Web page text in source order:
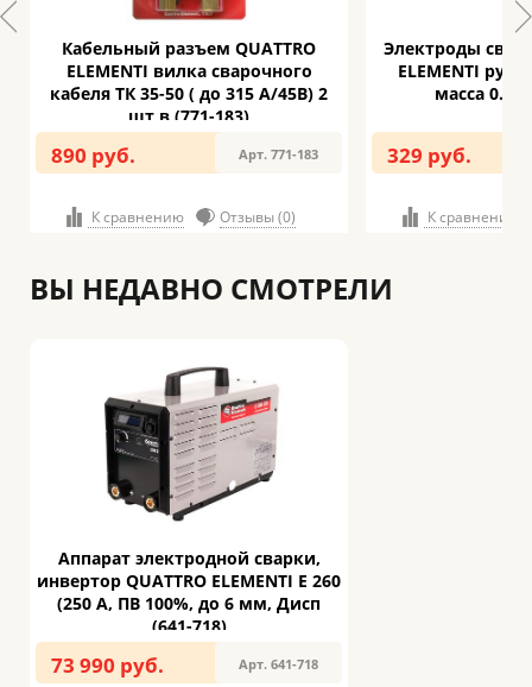
Кабельный разъем QUATTRO
ELEMENTI вилка сварочного
кабеля ТК 35-50 ( до 315 А/45В) 2
шт в (771-183)
890 руб. Арт. 771-183
К сравнению Отзывы (0)
Электроды
ELEMENTI
масса 0.9
329 руб.
К сравнению
ВЫ НЕДАВНО СМОТРЕЛИ
Аппарат электродной сварки,
инвертор QUATTRO ELEMENTI E 260
(250 А, ПВ 100%, до 6 мм, Дисп
(641-718)
73 990 руб. Арт. 641-718